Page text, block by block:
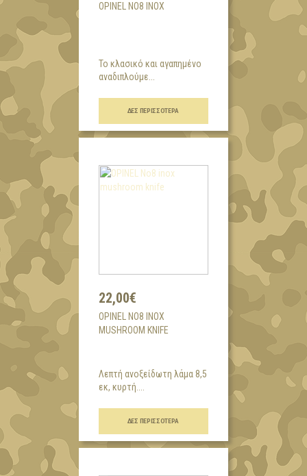
OPINEL NO8 INOX
Το κλασικό και αγαπημένο
αναδιπλούμε...
ΔΕΣ ΠΕΡΙΣΣΌΤΕΡΑ
22,00€
OPINEL NO8 INOX
MUSHROOM KNIFE
Λεπτή ανοξείδωτη λάμα 8,5
εκ, κυρτή....
ΔΕΣ ΠΕΡΙΣΣΌΤΕΡΑ